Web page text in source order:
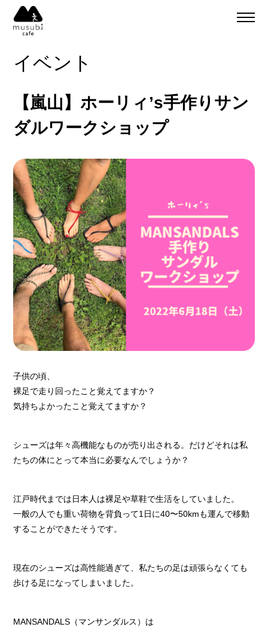
イベント
musubi
嵐山
sweets factory
ご予約＆リクエスト
Company
イベント
【嵐山】ホーリィ’s手作りサン
ダルワークショップ
子供の頃、
裸足で走り回ったこと覚えてますか？
気持ちよかったこと覚えてますか？
シューズは年々高機能なものが売り出される。だけどそれは私
たちの体にとって本当に必要なんでしょうか？
江戸時代までは日本人は裸足や草鞋で生活をしていました。
一般の人でも重い荷物を背負って1日に40〜50kmも運んで移動
することができたそうです。
現在のシューズは高性能過ぎて、私たちの足は頑張らなくても
歩ける足になってしまいました。
MANSANDALS（マンサンダルス）は